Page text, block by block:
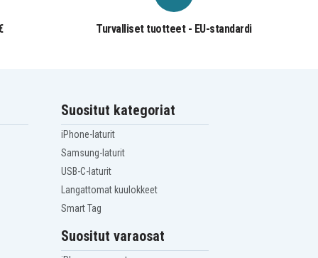
Turvalliset tuotteet - EU-standardi
Suositut kategoriat
iPhone-laturit
Samsung-laturit
USB-C-laturit
Langattomat kuulokkeet
Smart Tag
Suositut varaosat